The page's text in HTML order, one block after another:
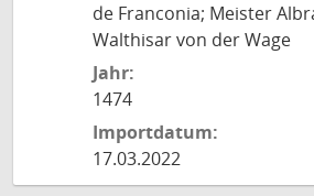
de Franconia; Meister
Walthisar von der Wage
Jahr:
1474
Importdatum:
17.03.2022